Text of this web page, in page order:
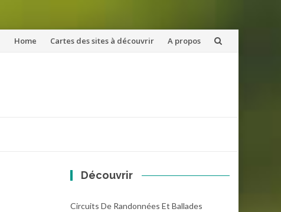
Aller
Home Cartes des sites à découvrir A propos
Découvrir
Circuits De Randonnées Et Ballades